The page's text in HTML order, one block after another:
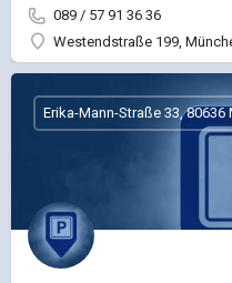
089 / 57 91 36 36
Westendstraße 199,
Erika-Mann-Straße 33, 80636